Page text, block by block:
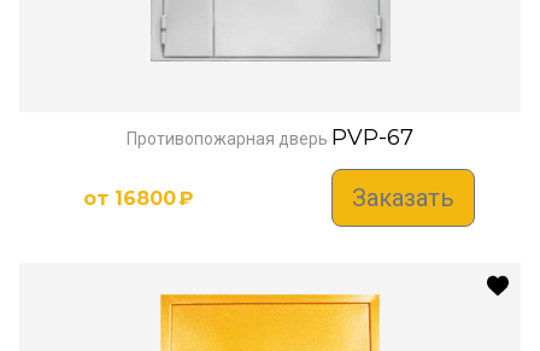
Противопожарная дверь PVP-67
от 16800₽ Заказать